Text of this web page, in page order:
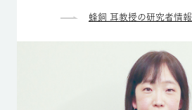
蜂飼 耳教授の研究者情報